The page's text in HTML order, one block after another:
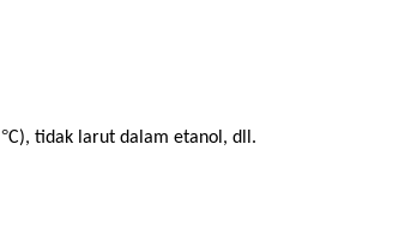
°C), tidak larut dalam etanol, dll.